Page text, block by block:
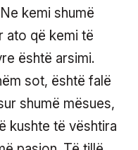
kemi shumë
ato që kemi të
është arsimi.
sot, është falë
shumë mësues,
kushte të vështira